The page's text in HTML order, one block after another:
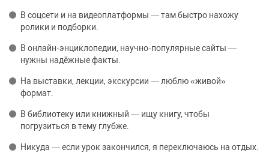
В соцсети и на видеоплатформы — там быстро нахожу
ролики и подборки.
В онлайн‑энциклопедии, научно‑популярные сайты —
нужны надёжные факты.
На выставки, лекции, экскурсии — люблю «живой»
формат.
В библиотеку или книжный — ищу книгу, чтобы
погрузиться в тему глубже.
Никуда — если урок закончился, я переключаюсь на отдых.